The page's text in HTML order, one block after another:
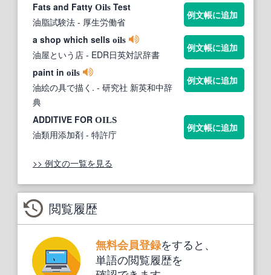
Fats and Fatty Oils Test
油脂試験法 - 厚生労働省
例文帳に追加
a shop which sells oils
油屋という店 - EDR日英対訳辞書
例文帳に追加
paint in oils
油絵の具で描く. - 研究社 新英和中辞
典
例文帳に追加
ADDITIVE FOR OILS
油類用添加剤 - 特許庁
例文帳に追加
>> 例文の一覧を見る
閲覧履歴
無料会員登録をすると、
単語の閲覧履歴を